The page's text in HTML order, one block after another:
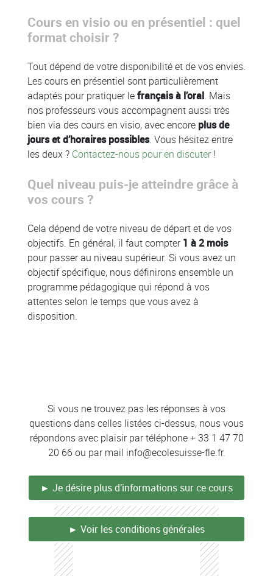
Cours en visio ou en présentiel : quel
format choisir ?
Tout dépend de votre disponibilité et de vos envies.
Les cours en présentiel sont particulièrement
adaptés pour pratiquer lefrançais à l’oral. Mais
nos professeurs vous accompagnent aussi très
bien via des cours en visio, avec encore plus de
jours et d’horaires possibles. Vous hésitez entre
les deux ? Contactez-nous pour en discuter !
Quel niveau puis-je atteindre grâce à
vos cours ?
Cela dépend de votre niveau de départ et de vos
objectifs. En général, il faut compter1 à 2 mois
pour passer au niveau supérieur. Si vous avez un
objectif spécifique, nous définirons ensemble un
programme pédagogique qui répond à vos
attentes selon le temps que vous avez à
disposition.
Colonne
Si vous ne trouvez pas les réponses à vos
questions dans celles listées ci-dessus, nous vous
répondons avec plaisir par téléphone + 33 1 47 70
20 66 ou par mail info@ecolesuisse-fle.fr.
► Je désire plus d'informations sur ce cours
► Voir les conditions générales